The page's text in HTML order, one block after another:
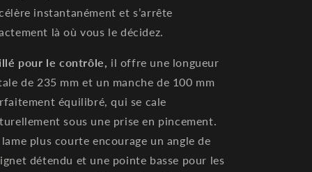
instantanément et s’arrête
là où vous le décidez.
pour le contrôle, il offre une longueur
de 235 mm et un manche de 100 mm
équilibré, qui se cale
sous une prise en pincement.
lame plus courte encourage un angle de
détendu et une pointe basse pour les